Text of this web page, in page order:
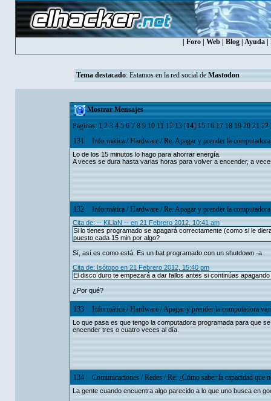
Foro| Web| Blog| Ayuda|
Tema destacado: Estamos en la red social de Mastodon
Mostrar Mensajes
Páginas: 1 2 3 4 5 6 7 8 9 10 11 12 13[14] 15 16 17 18 19 20 21 22
131
Informática/Hardware/Re: Apagar y prender la
Lo de los 15 minutos lo hago para ahorrar energía.
A veces se dura hasta varias horas para volver a encender, a
132 Informática/Hardware/Re: Apagar y prender la
Cita de: -- KiLiaN -- en 21 Febrero 2012, 10:41 am
Si lo tienes programado se apagará correctamente (como si le
puesto cada 15 min por algo?
Sí, así es como está. Es un bat programado con un shutdown -a
Cita de: Isótopo en 21 Febrero 2012, 15:40 pm
El disco duro te empezará a dar fallos antes si continúas
¿Por qué?
133 Informática/Hardware/Apagar y prender la computadora
Lo que pasa es que tengo la computadora programada para que
encender tres o cuatro veces al día.
134 Comunicaciones/Redes/Re: ¿Cómo saber la capacidad que
La gente cuando encuentra algo parecido a lo que uno busca en